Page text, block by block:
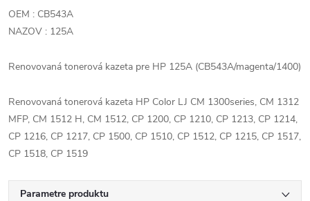
OEM : CB543A
NAZOV : 125A
Renovovaná tonerová kazeta pre HP 125A (CB543A/magenta/1400)
Renovovaná tonerová kazeta HP Color LJ CM 1300series, CM 1312
MFP, CM 1512 H, CM 1512, CP 1200, CP 1210, CP 1213, CP 1214,
CP 1216, CP 1217, CP 1500, CP 1510, CP 1512, CP 1215, CP 1517,
CP 1518, CP 1519
Parametre produktu